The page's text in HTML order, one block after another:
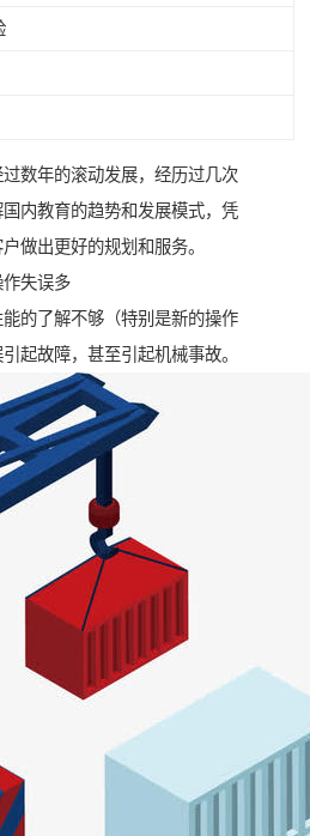
数年的滚动发展，经历过几次
内教育的趋势和发展模式，凭
做出更好的规划和服务。
失误多
的了解不够（特别是新的操作
起故障，甚至引起机械事故。